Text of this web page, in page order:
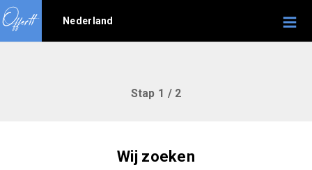
Nederland
Stap 1 / 2
Wij zoeken